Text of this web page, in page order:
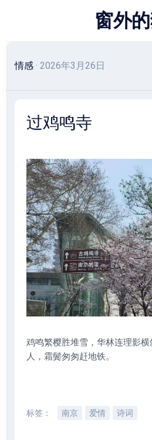
窗外
情感 · 2026年3月26日
过鸡鸣寺
鸡鸣繁樱胜堆雪，华林连理影
人，霜鬓匆匆赶地铁。
标签： 南京 爱情 诗词